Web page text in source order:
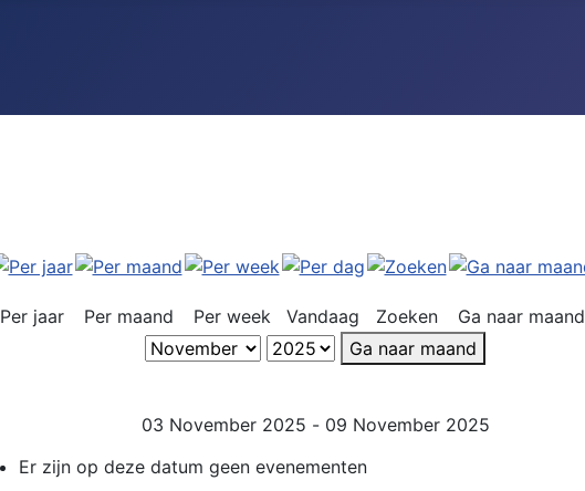
Per jaar Per maand Per week Vandaag Zoeken
Ga naar maand
Ga naar maand
03 November 2025 - 09 November 2025
Er zijn op deze datum geen evenementen